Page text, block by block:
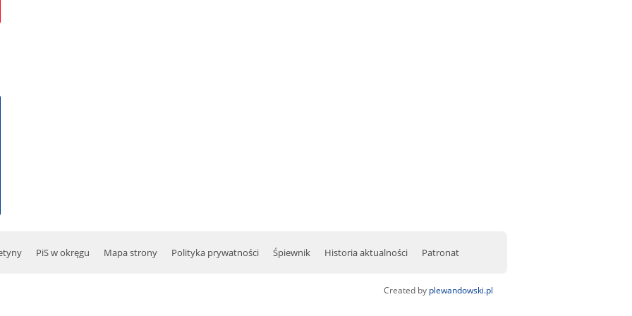
PiS w okręgu Mapa strony Polityka prywatności Śpiewnik Historia aktualności Patronat
Created by plewandowski.pl